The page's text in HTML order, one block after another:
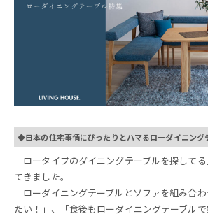
◆日本の住宅事情にぴったりとハマるローダイニング
「ロータイプのダイニングテーブルを探して
てきました。
「ローダイニングテーブルとソファを組み合
たい！」、「食後もローダイニングテーブル